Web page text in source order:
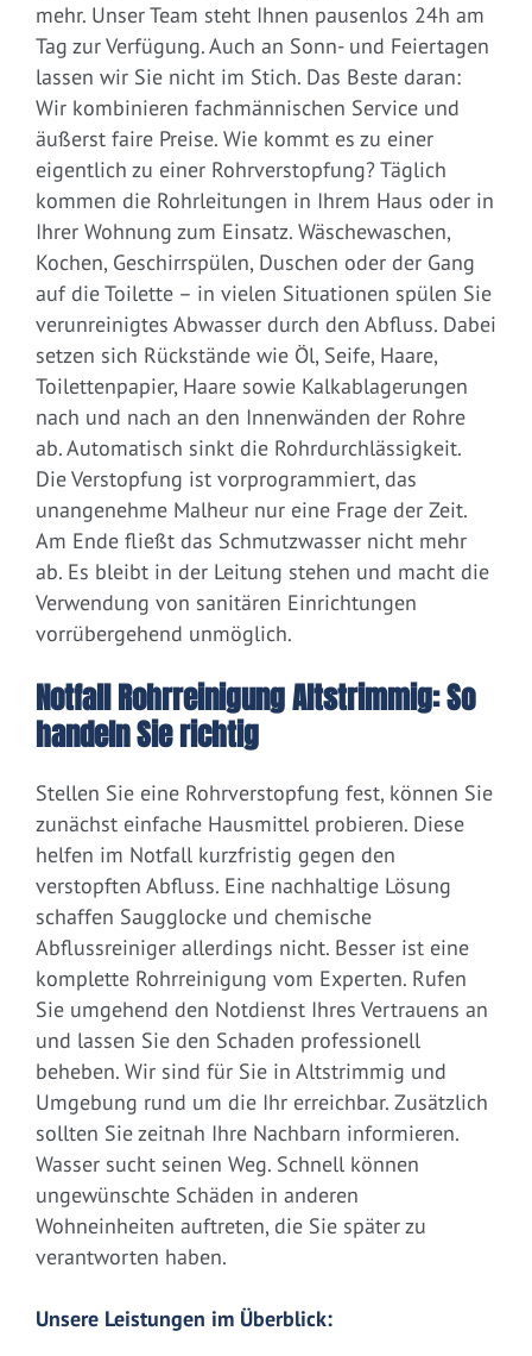
mehr. Unser Team steht Ihnen pausenlos 24h am
Tag zur Verfügung. Auch an Sonn- und Feiertagen
lassen wir Sie nicht im Stich. Das Beste daran:
Wir kombinieren fachmännischen Service und
äußerst faire Preise. Wie kommt es zu einer
eigentlich zu einer Rohrverstopfung? Täglich
kommen die Rohrleitungen in Ihrem Haus oder in
Ihrer Wohnung zum Einsatz. Wäschewaschen,
Kochen, Geschirrspülen, Duschen oder der Gang
auf die Toilette – in vielen Situationen spülen Sie
verunreinigtes Abwasser durch den Abfluss. Dabei
setzen sich Rückstände wie Öl, Seife, Haare,
Toilettenpapier, Haare sowie Kalkablagerungen
nach und nach an den Innenwänden der Rohre
ab. Automatisch sinkt die Rohrdurchlässigkeit.
Die Verstopfung ist vorprogrammiert, das
unangenehme Malheur nur eine Frage der Zeit.
Am Ende fließt das Schmutzwasser nicht mehr
ab. Es bleibt in der Leitung stehen und macht die
Verwendung von sanitären Einrichtungen
vorrübergehend unmöglich.
Notfall Rohrreinigung Altstrimmig: So
handeln Sie richtig
Stellen Sie eine Rohrverstopfung fest, können Sie
zunächst einfache Hausmittel probieren. Diese
helfen im Notfall kurzfristig gegen den
verstopften Abfluss. Eine nachhaltige Lösung
schaffen Saugglocke und chemische
Abflussreiniger allerdings nicht. Besser ist eine
komplette Rohrreinigung vom Experten. Rufen
Sie umgehend den Notdienst Ihres Vertrauens an
und lassen Sie den Schaden professionell
beheben. Wir sind für Sie in Altstrimmig und
Umgebung rund um die Ihr erreichbar. Zusätzlich
sollten Sie zeitnah Ihre Nachbarn informieren.
Wasser sucht seinen Weg. Schnell können
ungewünschte Schäden in anderen
Wohneinheiten auftreten, die Sie später zu
verantworten haben.
Unsere Leistungen im Überblick: